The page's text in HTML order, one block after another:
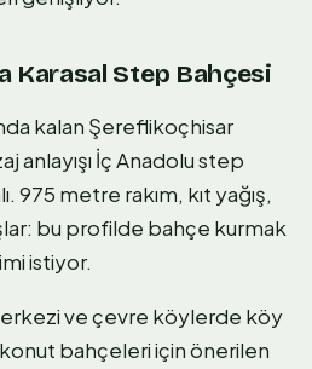
Karasal Step Bahçesi
kalan Şereflikoçhisar
anlayışı İç Anadolu step
975 metre rakım, kıt yağış,
bu profilde bahçe kurmak
istiyor.
ve çevre köylerde köy
bahçeleri için önerilen